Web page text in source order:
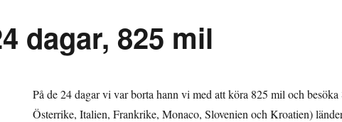
dagar, 825 mil
På de 24 dagar vi var borta hann vi med att köra 825 mil och
Österrike, Italien, Frankrike, Monaco, Slovenien och Kroatien)